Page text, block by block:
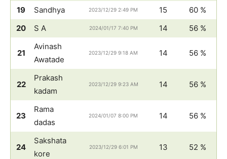
19 Sandhya 2023/12/29 2:49 PM 15
60 %
20
S A 2024/01/17 7:40 PM 14 56 %
21
Avinash
Awatade
2023/12/29 9:18 AM 14 56 %
22
Prakash
kadam
2023/12/29 9:23 AM 14 56 %
23
Rama
dadas
2024/01/07 8:00 PM 14 56 %
24
Sakshata
kore
2023/12/29 6:01 PM 13 52 %